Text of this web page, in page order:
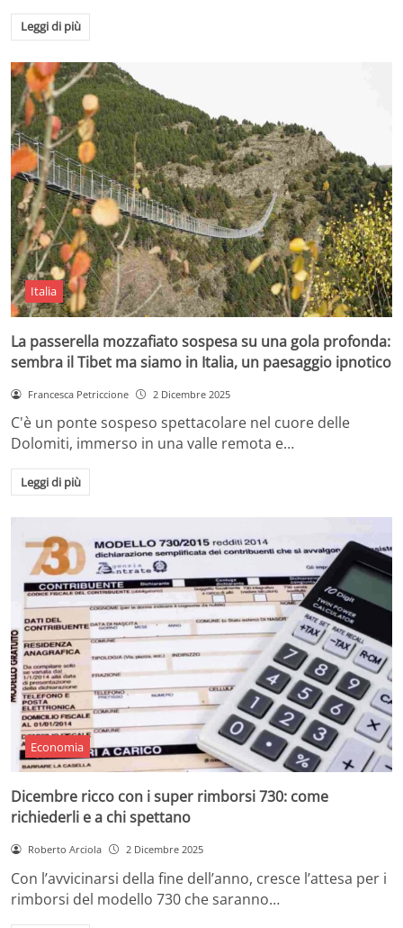
Leggi di più
Italia
La passerella mozzafiato sospesa su una gola profonda:
sembra il Tibet ma siamo in Italia, un paesaggio ipnotico
Francesca Petriccione 2 Dicembre 2025
C'è un ponte sospeso spettacolare nel cuore delle
Dolomiti, immerso in una valle remota e…
Leggi di più
Economia
Dicembre ricco con i super rimborsi 730: come
richiederli e a chi spettano
Roberto Arciola 2 Dicembre 2025
Con l’avvicinarsi della fine dell’anno, cresce l’attesa per i
rimborsi del modello 730 che saranno…